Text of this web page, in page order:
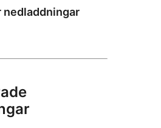
nedladdningar